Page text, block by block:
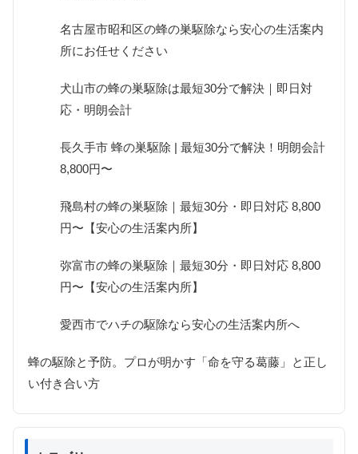
名古屋市昭和区の蜂の巣駆除なら安心の生活案内
所にお任せください
犬山市の蜂の巣駆除は最短30分で解決｜即日対
応・明朗会計
長久手市 蜂の巣駆除 | 最短30分で解決！明朗会計
8,800円〜
飛島村の蜂の巣駆除｜最短30分・即日対応 8,800
円〜【安心の生活案内所】
弥富市の蜂の巣駆除｜最短30分・即日対応 8,800
円〜【安心の生活案内所】
愛西市でハチの駆除なら安心の生活案内所へ
蜂の駆除と予防。プロが明かす「命を守る葛藤」と正し
い付き合い方